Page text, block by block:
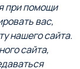
при помощи
вас,
нашего сайта.
сайта,